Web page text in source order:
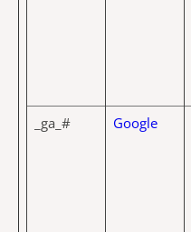
_ga_# Google